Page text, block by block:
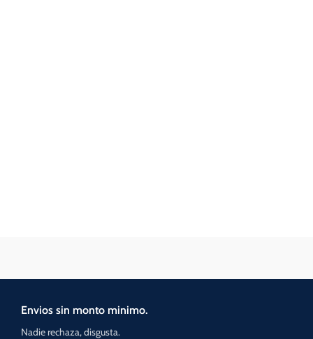
Envios sin monto minimo.
Nadie rechaza, disgusta.